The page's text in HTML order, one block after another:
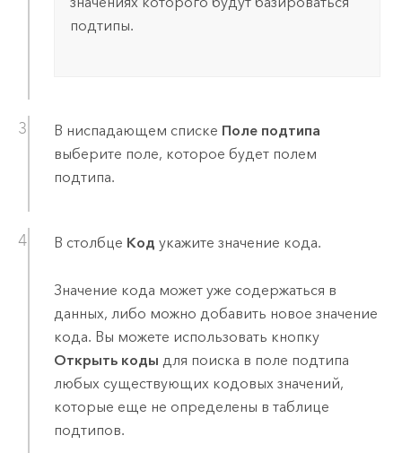
подтипы.
В ниспадающем списке Поле подтипа
выберите поле, которое будет полем
подтипа.
В столбце Код укажите значение кода.
Значение кода может уже содержаться в
данных, либо можно добавить новое значение
кода. Вы можете использовать кнопку
Открыть коды для поиска в поле подтипа
любых существующих кодовых значений,
которые еще не определены в таблице
подтипов.